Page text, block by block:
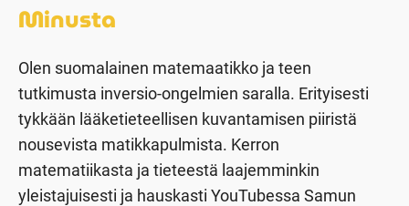
Minusta
Olen suomalainen matemaatikko ja teen
tutkimusta inversio-ongelmien saralla. Erityisesti
tykkään lääketieteellisen kuvantamisen piiristä
nousevista matikkapulmista. Kerron
matematiikasta ja tieteestä laajemminkin
yleistajuisesti ja hauskasti YouTubessa Samun